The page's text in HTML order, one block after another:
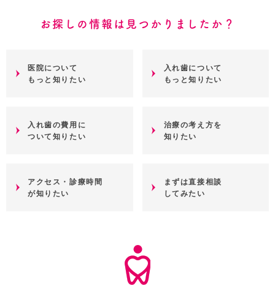
お探しの情報は見つかりましたか？
医院について
もっと知りたい
入れ歯について
もっと知りたい
入れ歯の費用に
ついて知りたい
治療の考え方を
知りたい
アクセス・診療時間
が知りたい
まずは直接相談
してみたい